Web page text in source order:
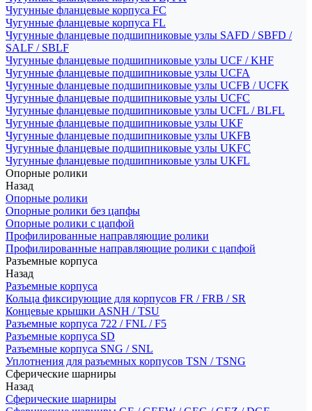
Чугунные фланцевые корпуса FC
Чугунные фланцевые корпуса FL
Чугунные фланцевые подшипниковые узлы SAFD / SBFD /
SALF / SBLF
Чугунные фланцевые подшипниковые узлы UCF / KHF
Чугунные фланцевые подшипниковые узлы UCFA
Чугунные фланцевые подшипниковые узлы UCFB / UCFK
Чугунные фланцевые подшипниковые узлы UCFC
Чугунные фланцевые подшипниковые узлы UCFL / BLFL
Чугунные фланцевые подшипниковые узлы UKF
Чугунные фланцевые подшипниковые узлы UKFB
Чугунные фланцевые подшипниковые узлы UKFC
Чугунные фланцевые подшипниковые узлы UKFL
Опорные ролики
Назад
Опорные ролики
Опорные ролики без цапфы
Опорные ролики с цапфой
Профилированные направляющие ролики
Профилированные направляющие ролики с цапфой
Разъемные корпуса
Назад
Разъемные корпуса
Кольца фиксирующие для корпусов FR / FRB / SR
Концевые крышки ASNH / TSU
Разъемные корпуса 722 / FNL / F5
Разъемные корпуса SD
Разъемные корпуса SNG / SNL
Уплотнения для разъемных корпусов TSN / TSNG
Сферические шарниры
Назад
Сферические шарниры